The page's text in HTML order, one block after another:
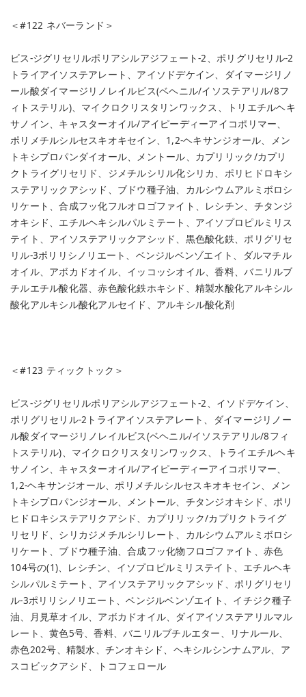
＜#122 ネバーランド＞
ビス-ジグリセリルポリアシルアジフェート-2、ポリグリセリル-2
トライアイソステアレート、アイソドデケイン、ダイマージリノ
ール酸ダイマージリノレイルビス(ベヘニル/イソステアリル/8フ
ィトステリル)、マイクロクリスタリンワックス、トリエチルヘキ
サノイン、キャスターオイル/アイピーディーアイコポリマー、
ポリメチルシルセスキオキセイン、1,2-ヘキサンジオール、メン
トキシプロパンダイオール、メントール、カプリリック/カプリ
クトライグリセリド、ジメチルシリル化シリカ、ポリヒドロキシ
ステアリックアシッド、ブドウ種子油、カルシウムアルミボロシ
リケート、合成フッ化フルオロゴファイト、レシチン、チタンジ
オキシド、エチルヘキシルパルミテート、アイソプロピルミリス
テイト、アイソステアリックアシッド、黒色酸化鉄、ポリグリセ
リル-3ポリリシノリエート、ベンジルベンゾエイト、ダルマチル
オイル、アボカドオイル、イッコッシオイル、香料、バニリルブ
チルエチル酸化器、赤色酸化鉄ホキシド、精製水酸化アルキシル
酸化アルキシル酸化アルセイド、アルキシル酸化剤
＜#123 ティックトック＞
ビス-ジグリセリルポリアシルアジフェート-2、イソドデケイン、
ポリグリセリル-2トライアイソステアレート、ダイマージリノー
ル酸ダイマージリノレイルビス(ベヘニル/イソステアリル/8フィ
トステリル)、マイクロクリスタリンワックス、トライエチルヘキ
サノイン、キャスターオイル/アイピーディーアイコポリマー、
1,2-ヘキサンジオール、ポリメチルシルセスキオキセイン、メン
トキシプロパンジオール、メントール、チタンジオキシド、ポリ
ヒドロキシステアリクアシド、カプリリック/カプリクトライグ
リセリド、シリカジメチルシリレート、カルシウムアルミボロシ
リケート、ブドウ種子油、合成フッ化物フロゴファイト、赤色
104号の(1)、レシチン、イソプロピルミリステイト、エチルヘキ
シルパルミテート、アイソステアリックアシッド、ポリグリセリ
ル-3ポリリシノリエート、ベンジルベンゾエイト、イチジク種子
油、月見草オイル、アボカドオイル、ダイアイソステアリルマル
レート、黄色5号、香料、バニリルブチルエター、リナルール、
赤色202号、精製水、チンオキシド、ヘキシルシンナムアル、ア
スコビックアシド、トコフェロール